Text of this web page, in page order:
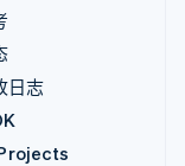
日志